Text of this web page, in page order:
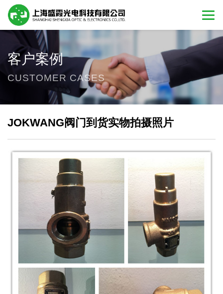
客户案例
CUSTOMER CASES
JOKWANG阀门到货实物拍摄照片